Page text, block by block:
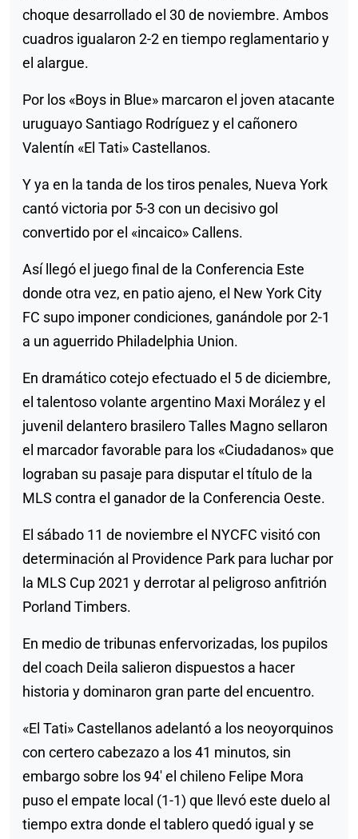
choque desarrollado el 30 de noviembre. Ambos
cuadros igualaron 2-2 en tiempo reglamentario y
el alargue.
Por los «Boys in Blue» marcaron el joven atacante
uruguayo Santiago Rodríguez y el cañonero
Valentín «El Tati» Castellanos.
Y ya en la tanda de los tiros penales, Nueva York
cantó victoria por 5-3 con un decisivo gol
convertido por el «incaico» Callens.
Así llegó el juego final de la Conferencia Este
donde otra vez, en patio ajeno, el New York City
FC supo imponer condiciones, ganándole por 2-1
a un aguerrido Philadelphia Union.
En dramático cotejo efectuado el 5 de diciembre,
el talentoso volante argentino Maxi Morález y el
juvenil delantero brasilero Talles Magno sellaron
el marcador favorable para los «Ciudadanos» que
lograban su pasaje para disputar el título de la
MLS contra el ganador de la Conferencia Oeste.
El sábado 11 de noviembre el NYCFC visitó con
determinación al Providence Park para luchar por
la MLS Cup 2021 y derrotar al peligroso anfitrión
Porland Timbers.
En medio de tribunas enfervorizadas, los pupilos
del coach Deila salieron dispuestos a hacer
historia y dominaron gran parte del encuentro.
«El Tati» Castellanos adelantó a los neoyorquinos
con certero cabezazo a los 41 minutos, sin
embargo sobre los 94′ el chileno Felipe Mora
puso el empate local (1-1) que llevó este duelo al
tiempo extra donde el tablero quedó igual y se